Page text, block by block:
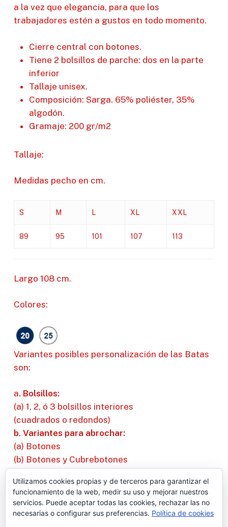
a la vez que elegancia, para que los
trabajadores estén a gustos en todo momento.
Cierre central con botones.
Tiene 2 bolsillos de parche: dos en la parte
inferior
Tallaje unisex.
Composición: Sarga. 65% poliéster, 35%
algodón.
Gramaje: 200 gr/m2
Tallaje:
Medidas pecho en cm.
S M L XL XXL
89 95 101 107 113
Largo 108 cm.
Colores:
Variantes posibles personalización de las Batas
son:
a. Bolsillos:
(a) 1, 2, ó 3 bolsillos interiores
(cuadrados o redondos)
b. Variantes para abrochar:
(a) Botones
(b) Botones y Cubrebotones
(d) Corchete+Cubrecorchete
(e) Velcro
Utilizamos cookies propias y de terceros para garantizar el
funcionamiento de la web, medir su uso y mejorar nuestros
servicios. Puede aceptar todas las cookies, rechazar las no
necesarias o configurar sus preferencias. Política de cookies